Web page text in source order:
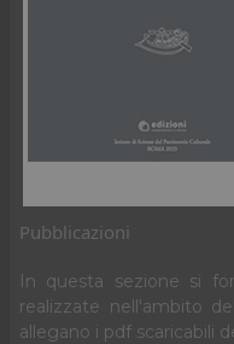
Pubblicazioni
In questa sezione si
realizzate nell'ambito
allegano i pdf scaricabili